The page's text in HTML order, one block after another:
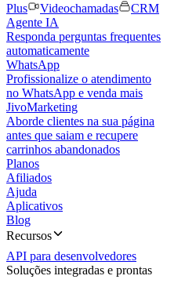
Plus
Videochamadas
CRM
Agente IA
Responda perguntas frequentes
automaticamente
WhatsApp
Profissionalize o atendimento
no WhatsApp e venda mais
JivoMarketing
Aborde clientes na sua página
antes que saiam e recupere
carrinhos abandonados
Planos
Afiliados
Ajuda
Aplicativos
Blog
Recursos
API para desenvolvedores
Soluções integradas e prontas